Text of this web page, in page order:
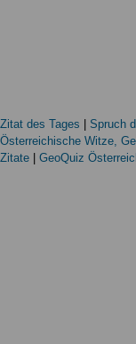
Zitat des Tages Spruch
Österreichische Witze,
Zitate
GeoQuiz